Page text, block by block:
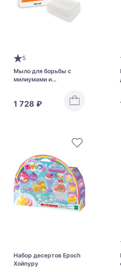
5
Мыло для борьбы с
милиумами и
косточками Chez Moi
1 728 ₽
Набор десертов Epoch
Хойпуру